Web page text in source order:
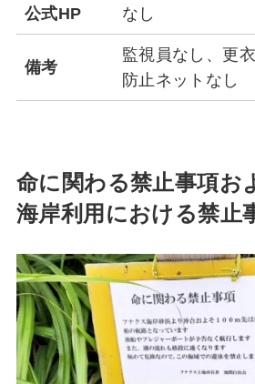
公式HP なし
備考
監視員なし、更
防止ネットなし
命に関わる禁止事項お
海岸利用における禁止